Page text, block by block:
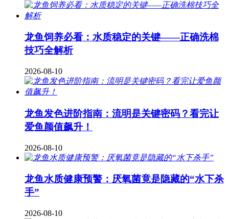
龙鱼饲养必看：水质稳定的关键——正确洗棉
技巧全解析
2026-08-10
龙鱼发色进阶指南：流明是关键密码？看完让
爱鱼颜值飙升！
2026-08-10
龙鱼水质健康预警：厌氧菌竟是隐藏的“水下杀
手”
2026-08-10